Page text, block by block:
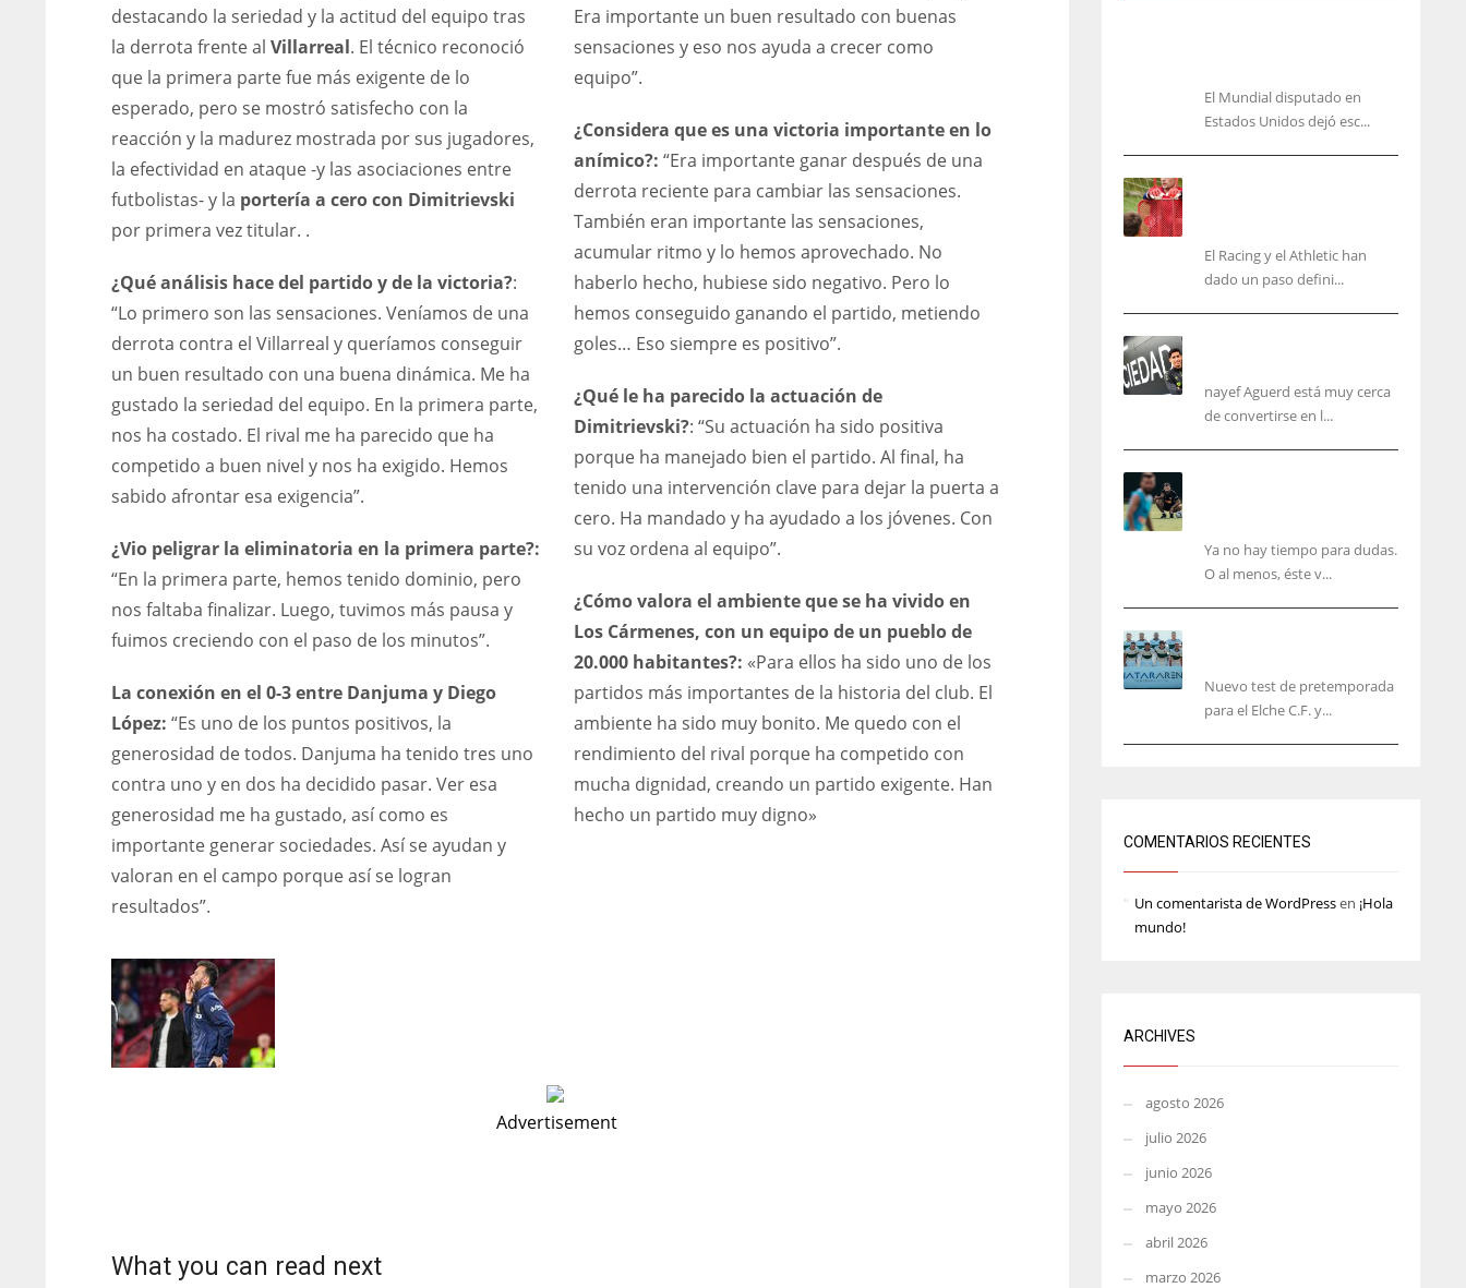
NE
16
OAK
NYG
24
MIA
IND
34
NYJ
3
NYJ
MIN
6 20
destacando la seriedad y la actitud del equipo tras
la derrota frente al Villarreal. El técnico reconoció
que la primera parte fue más exigente de lo
esperado, pero se mostró satisfecho con la
reacción y la madurez mostrada por sus jugadores,
la efectividad en ataque -y las asociaciones entre
futbolistas- y la portería a cero con Dimitrievski
por primera vez titular. .
¿Qué análisis hace del partido y de la victoria?:
“Lo primero son las sensaciones. Veníamos de una
derrota contra el Villarreal y queríamos conseguir
un buen resultado con una buena dinámica. Me ha
gustado la seriedad del equipo. En la primera parte,
nos ha costado. El rival me ha parecido que ha
competido a buen nivel y nos ha exigido. Hemos
sabido afrontar esa exigencia”.
¿Vio peligrar la eliminatoria en la primera parte?:
“En la primera parte, hemos tenido dominio, pero
nos faltaba finalizar. Luego, tuvimos más pausa y
fuimos creciendo con el paso de los minutos”.
La conexión en el 0-3 entre Danjuma y Diego
López: “Es uno de los puntos positivos, la
generosidad de todos. Danjuma ha tenido tres uno
contra uno y en dos ha decidido pasar. Ver esa
generosidad me ha gustado, así como es
importante generar sociedades. Así se ayudan y
valoran en el campo porque así se logran
resultados”.
Era importante un buen resultado con buenas
sensaciones y eso nos ayuda a crecer como
equipo”.
¿Considera que es una victoria importante en lo
anímico?: “Era importante ganar después de una
derrota reciente para cambiar las sensaciones.
También eran importante las sensaciones,
acumular ritmo y lo hemos aprovechado. No
haberlo hecho, hubiese sido negativo. Pero lo
hemos conseguido ganando el partido, metiendo
goles… Eso siempre es positivo”.
¿Qué le ha parecido la actuación de
Dimitrievski?: “Su actuación ha sido positiva
porque ha manejado bien el partido. Al final, ha
tenido una intervención clave para dejar la puerta a
cero. Ha mandado y ha ayudado a los jóvenes. Con
su voz ordena al equipo”.
¿Cómo valora el ambiente que se ha vivido en
Los Cármenes, con un equipo de un pueblo de
20.000 habitantes?: «Para ellos ha sido uno de los
partidos más importantes de la historia del club. El
ambiente ha sido muy bonito. Me quedo con el
rendimiento del rival porque ha competido con
mucha dignidad, creando un partido exigente. Han
hecho un partido muy digno»
Advertisement
What you can read next
El Mundial disputado en
Estados Unidos dejó esc...
El Racing y el Athletic han
dado un paso defini...
nayef Aguerd está muy cerca
de convertirse en l...
Ya no hay tiempo para dudas.
O al menos, éste v...
Nuevo test de pretemporada
para el Elche C.F. y...
COMENTARIOS RECIENTES
Un comentarista de WordPressen ¡Hola
mundo!
ARCHIVES
agosto 2026
julio 2026
junio 2026
mayo 2026
abril 2026
marzo 2026